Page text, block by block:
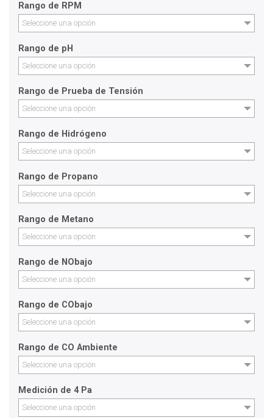
Rango de RPM
Seleccione una opción
Rango de pH
Seleccione una opción
Rango de Prueba de Tensión
Seleccione una opción
Rango de Hidrógeno
Seleccione una opción
Rango de Propano
Seleccione una opción
Rango de Metano
Seleccione una opción
Rango de NObajo
Seleccione una opción
Rango de CObajo
Seleccione una opción
Rango de CO Ambiente
Seleccione una opción
Medición de 4 Pa
Seleccione una opción